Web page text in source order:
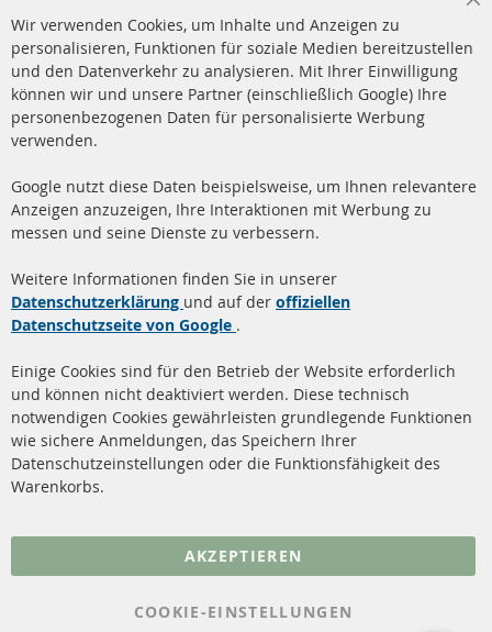
+49 (0) 4533 799 00 0
Mo-Do: 09-17 Uhr, Fr 09-16 Uhr
info@contra-automotive.de
facebook
instagram
Quick Links
Dieselpartikelfilter (DPF)
Dieselpartikelfilter
Katalysator (KAT)
Sensoren
FAQ
Kundenservice
Über uns
Versandkosten
Kontakt
Vertrag widerrufen
Wir verwenden Cookies, um Inhalte und Anzeigen zu
personalisieren, Funktionen für soziale Medien bereitzustellen
und den Datenverkehr zu analysieren. Mit Ihrer Einwilligung
können wir und unsere Partner (einschließlich Google) Ihre
personenbezogenen Daten für personalisierte Werbung
verwenden.
Google nutzt diese Daten beispielsweise, um Ihnen relevantere
Anzeigen anzuzeigen, Ihre Interaktionen mit Werbung zu
messen und seine Dienste zu verbessern.
Weitere Informationen finden Sie in unserer
Datenschutzerklärung und auf der offiziellen
Datenschutzseite von Google .
Einige Cookies sind für den Betrieb der Website erforderlich
und können nicht deaktiviert werden. Diese technisch
notwendigen Cookies gewährleisten grundlegende Funktionen
wie sichere Anmeldungen, das Speichern Ihrer
Datenschutzeinstellungen oder die Funktionsfähigkeit des
Warenkorbs.
AKZEPTIEREN
COOKIE-EINSTELLUNGEN